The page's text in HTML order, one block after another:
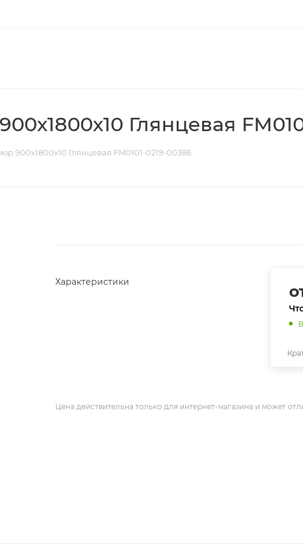
Глянцевая
900х1800х10 Глянцевая FM0101-0219-00386
Характеристики
Цена действительна только для интернет-магазина и может